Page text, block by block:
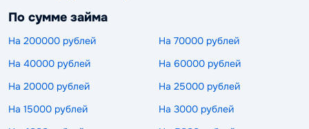
По сумме займа
На 200000 рублей
На 70000 рублей
На 40000 рублей
На 60000 рублей
На 20000 рублей
На 25000 рублей
На 15000 рублей
На 3000 рублей